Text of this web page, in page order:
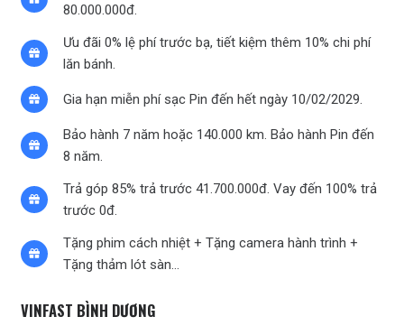
80.000.000đ.
Ưu đãi 0% lệ phí trước bạ, tiết kiệm thêm 10% chi phí
lăn bánh.
Gia hạn miễn phí sạc Pin đến hết ngày 10/02/2029.
Bảo hành 7 năm hoặc 140.000 km. Bảo hành Pin đến
8 năm.
Trả góp 85% trả trước 41.700.000đ. Vay đến 100% trả
trước 0đ.
Tặng phim cách nhiệt + Tặng camera hành trình +
Tặng thảm lót sàn…
VINFAST BÌNH DƯƠNG